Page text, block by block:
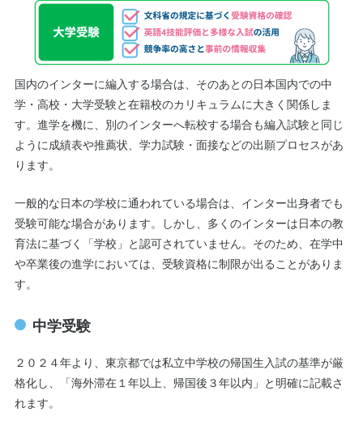
国内のインターに編入する場合は、そのあとの日本国内での中
学・高校・大学受験と在籍校のカリキュラムに大きく関係しま
す。進学を機に、別のインターへ転校する場合も編入試験と同じ
ように成績表や推薦状、学力試験・面接などの出願プロセスがあ
ります。
一般的な日本の学校に通われている場合は、インター出身者でも
受験可能な場合があります。しかし、多くのインターは日本の教
育法に基づく「学校」と認可されていません。そのため、在学中
や卒業後の進学においては、受験資格に制限が出ることがありま
す。
中学受験
２０２４年より、東京都では私立中学校の帰国生入試の基準が厳
格化し、「海外滞在１年以上、帰国後３年以内」と明確に記載さ
れます。